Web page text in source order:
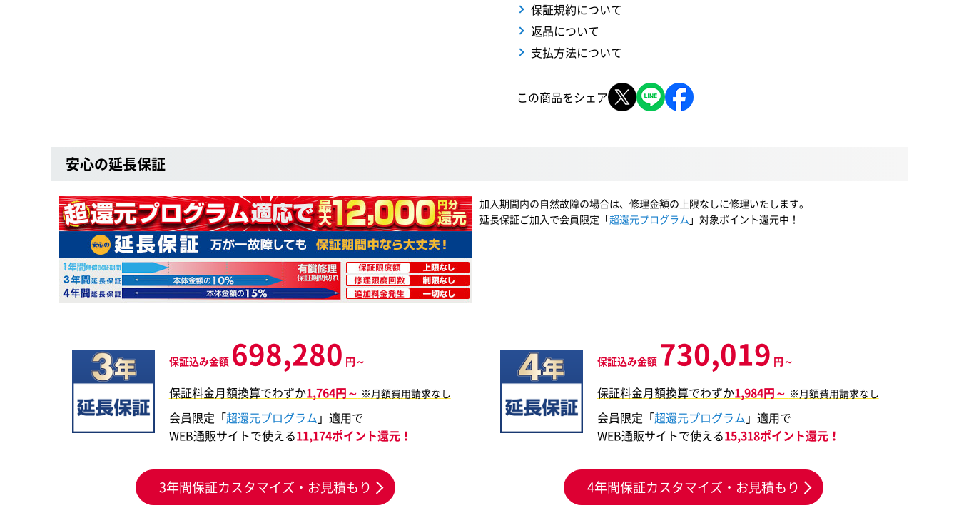
保証規約について
返品について
支払方法について
この商品をシェア
安心の延長保証
加入期間内の自然故障の場合は、修理金額の上限なしに修理いたします。
延長保証ご加入で会員限定「超還元プログラム 」対象ポイント還元中！
保証込み金額 698,280 円～
保証料金月額換算でわずか1,764円～ ※月額費用請求なし
会員限定「超還元プログラム 」適用で
WEB通販サイトで使える11,174ポイント還元！
3年間保証カスタマイズ・お見積もり
保証込み金額 730,019 円～
保証料金月額換算でわずか1,984円～ ※月額費用請求なし
会員限定「超還元プログラム 」適用で
WEB通販サイトで使える15,318ポイント還元！
4年間保証カスタマイズ・お見積もり